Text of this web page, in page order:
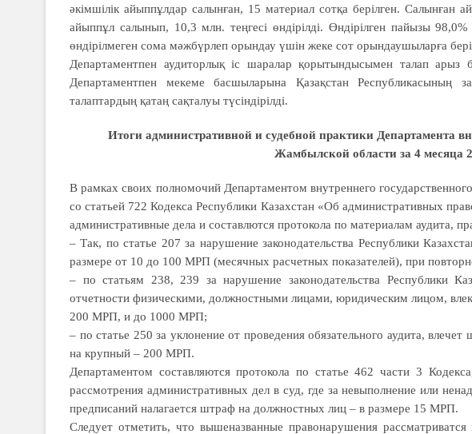
әкімшілік айыппұлдар салынған, 15 материал сотқа берілген.
айыппұл салынып, 10,3 млн. теңгесі өндірілді. Өндірілген пайызы
өндірілмеген сома мәжбүрлеп орындау үшін жеке сот орындаушыларға
Департаментпен аудиторлық іс шаралар қорытындысымен талап арыз
Департаментпен мекеме басшыларына Қазақстан Республикасының
талаптардың қатаң сақталуы түсіндірілді.
Итоги административной и судебной практики Департамента
Жамбылской области за 4 месяца
В рамках своих полномочий Департаментом внутреннего
со статьей 722 Кодекса Республики Казахстан «Об административных
административные дела и составлются протокола по материалам аудита,
– Так, по статье 207 за нарушение законодательства Республики
размере от 10 до 100 МРП (месячных расчетных показателей), при
– по статьям 238, 239 за нарушение законодательства Республики
отчетности физическими, должностными лицами, юридическим лицом,
200 МРП, и до 1000 МРП;
– по статье 250 за уклонение от проведения обязательного аудита,
на крупный – 200 МРП.
Департаментом составляются протокола по статье 462 части 3
рассмотрения административных дел в суд, где за невыполнение или
предписаний налагается штраф на должностных лиц – в размере 15 МРП.
Следует отметить, что вышеназванные правонарушения